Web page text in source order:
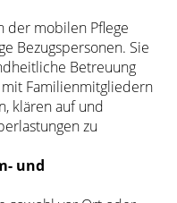
der mobilen Pflege
Bezugspersonen. Sie
Betreuung
Familienmitgliedern
klären auf und
zu
und